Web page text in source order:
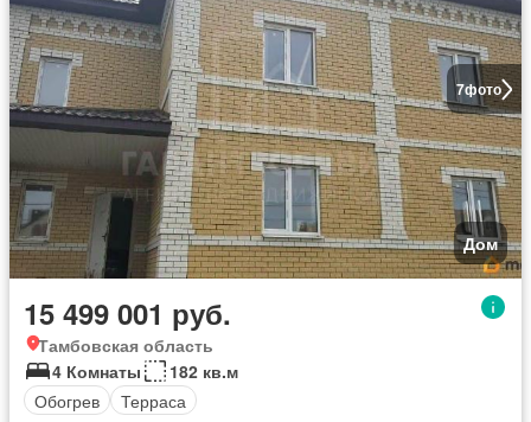
7фото
Дом
15 499 001 руб.
Тамбовская область
4 Комнаты
182 кв.м
Обогрев
Терраса